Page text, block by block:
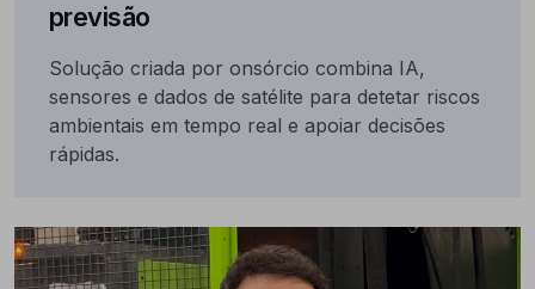
previsão
Solução criada por onsórcio combina IA,
sensores e dados de satélite para detetar riscos
ambientais em tempo real e apoiar decisões
rápidas.